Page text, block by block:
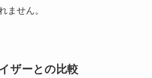
ません。
ザーとの比較